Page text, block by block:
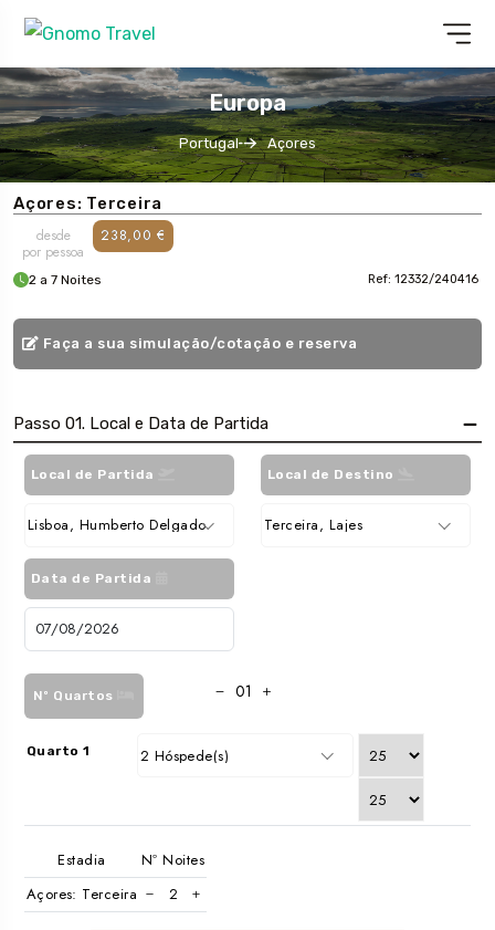
Europa
Portugal Açores
Açores: Terceira
desde
por pessoa
238,00 €
2 a 7 Noites Ref: 12332/240416
Faça a sua simulação/cotação e reserva
Passo 01. Local e Data de Partida
Local de Partida
Lisboa, Humberto Delgado
Local de Destino
Terceira, Lajes
Data de Partida
Nº Quartos
Quarto 1 2 Hóspede(s)
Estadia
Nº Noites
Açores: Terceira